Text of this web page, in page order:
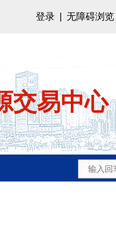
登录 无障碍浏览
交易中心